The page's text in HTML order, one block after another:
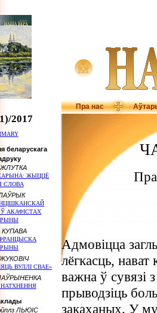
Пра нас
2017
беларускага
ЖЛУТКА
ЖЫЦЦЁ
СЛОВА
АКАФІСТАХ
КУПАВА
ЖУКОВІЧ
ВУЛЛІ СВАЕ»
ЛЬЮІС
Адмовіцца
лёгкасць, нават
важна ў сувязі
прыводзіць
закаханых. У